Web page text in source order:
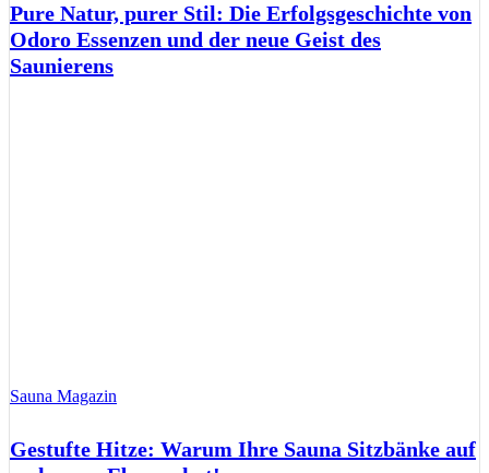
Pure Natur, purer Stil: Die Erfolgsgeschichte von
Odoro Essenzen und der neue Geist des
Saunierens
Sauna Magazin
Gestufte Hitze: Warum Ihre Sauna Sitzbänke auf